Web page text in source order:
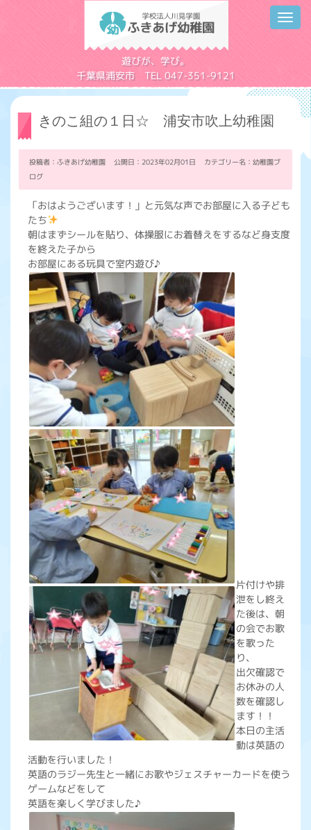
遊びが、学び。
千葉県浦安市 TEL 047-351-9121
きのこ組の１日☆ 浦安市吹上幼稚園
投稿者：ふきあげ幼稚園 公開日：2023年02月01日 カテゴリー名： 幼稚園ブ
ログ
「おはようございます！」と元気な声でお部屋に入る子ども
たち
朝はまずシールを貼り、体操服にお着替えをするなど身支度
を終えた子から
お部屋にある玩具で室内遊び♪
片付けや排
泄をし終え
た後は、朝
の会でお歌
を歌った
り、
出欠確認で
お休みの人
数を確認し
ます！！
本日の主活
動は英語の
活動を行いました！
英語のラジー先生と一緒にお歌やジェスチャーカードを使う
ゲームなどをして
英語を楽しく学びました♪